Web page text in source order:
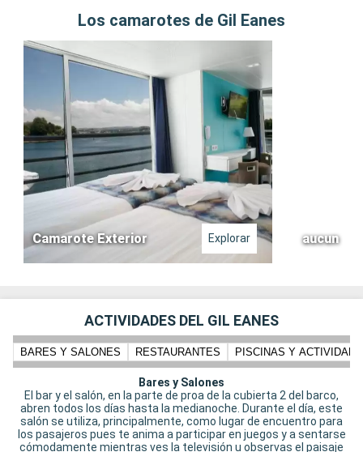
Los camarotes de Gil Eanes
Camarote Exterior Explorar aucun
ACTIVIDADES DEL GIL EANES
BARES Y SALONES RESTAURANTES PISCINAS Y
Bares y Salones
El bar y el salón, en la parte de proa de la cubierta 2 del barco,
abren todos los días hasta la medianoche. Durante el día, este
salón se utiliza, principalmente, como lugar de encuentro para
los pasajeros pues te anima a participar en juegos y a sentarse
cómodamente mientras ves la televisión u observas el paisaje